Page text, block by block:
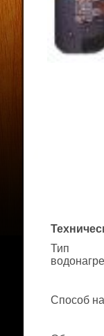
Тип
Способ